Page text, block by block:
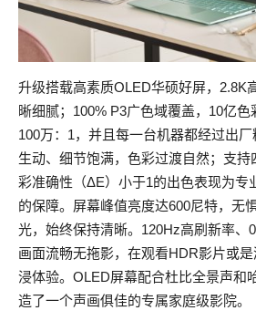
升级搭载高素质OLED华硕好屏，2.8K
晰细腻；100% P3广色域覆盖，10亿
100万：1，并且每一台机器都经过出
生动、细节饱满，色彩过渡自然；支
彩准确性（ΔE）小于1的出色表现为专
的保障。屏幕峰值亮度达600尼特，无
光，始终保持清晰。120Hz高刷新率、
画面流畅无拖影，在观看HDR影片或
浸体验。OLED屏幕配合杜比全景声和
造了一个声画俱佳的专属家庭级影院。